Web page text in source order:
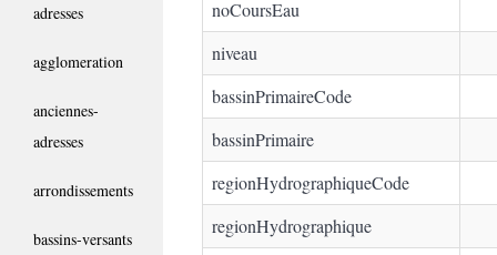
adresses
agglomeration
anciennes-
adresses
arrondissements
bassins-versants
noCoursEau
niveau
bassinPrimaireCode
bassinPrimaire
regionHydrographiqueCode
regionHydrographique